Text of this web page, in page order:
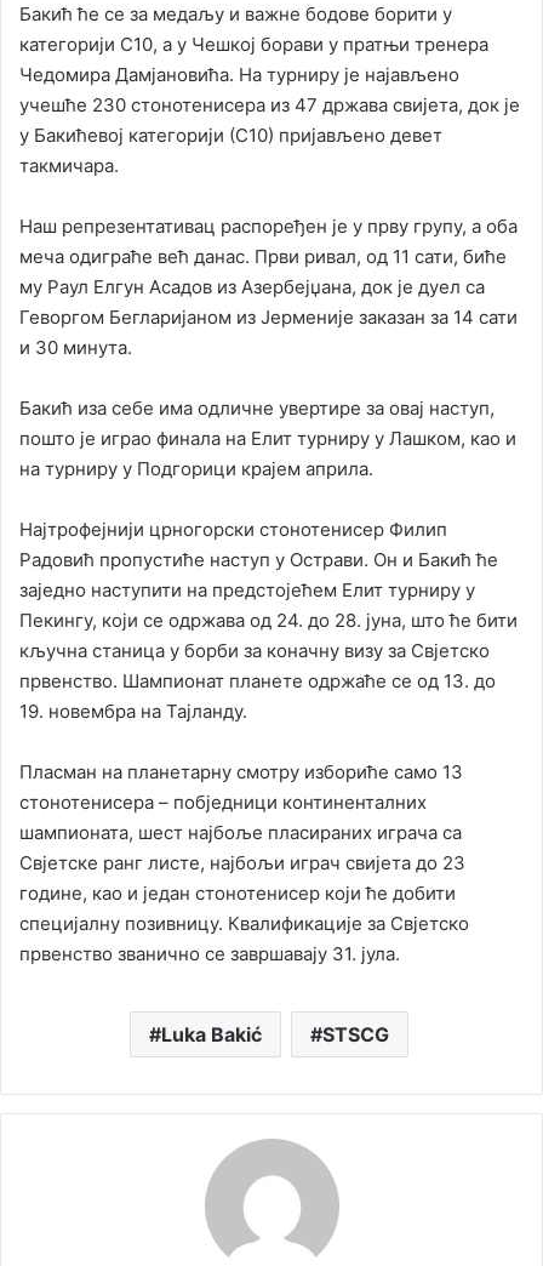
Бакић ће се за медаљу и важне бодове борити у
категорији С10, а у Чешкој борави у пратњи тренера
Чедомира Дамјановића. На турниру је најављено
учешће 230 стонотенисера из 47 држава свијета, док је
у Бакићевој категорији (С10) пријављено девет
такмичара.
Наш репрезентативац распоређен је у прву групу, а оба
меча одиграће већ данас. Први ривал, од 11 сати, биће
му Раул Елгун Асадов из Азербејџана, док је дуел са
Геворгом Бегларијаном из Јерменије заказан за 14 сати
и 30 минута.
Бакић иза себе има одличне увертире за овај наступ,
пошто је играо финала на Елит турниру у Лашком, као и
на турниру у Подгорици крајем априла.
Најтрофејнији црногорски стонотенисер Филип
Радовић пропустиће наступ у Острави. Он и Бакић ће
заједно наступити на предстојећем Елит турниру у
Пекингу, који се одржава од 24. до 28. јуна, што ће бити
кључна станица у борби за коначну визу за Свјетско
првенство. Шампионат планете одржаће се од 13. до
19. новембра на Тајланду.
Пласман на планетарну смотру избориће само 13
стонотенисера – побједници континенталних
шампионата, шест најбоље пласираних играча са
Свјетске ранг листе, најбољи играч свијета до 23
године, као и један стонотенисер који ће добити
специјалну позивницу. Квалификације за Свјетско
првенство званично се завршавају 31. јула.
Luka Bakić STSCG